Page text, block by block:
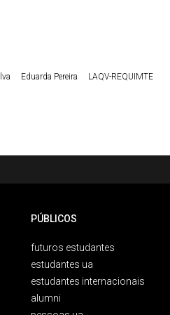
Eduarda Pereira
LAQV-REQUIMTE
PÚBLICOS
futuros estudantes
estudantes ua
estudantes internacionais
alumni